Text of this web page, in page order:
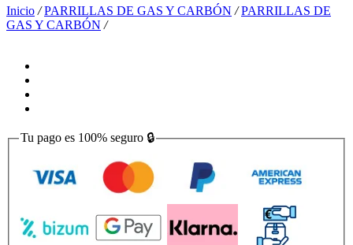
Inicio / PARRILLAS DE GAS Y CARBÓN / PARRILLAS DE
GAS Y CARBÓN /
Tu pago es 100% seguro 🔒